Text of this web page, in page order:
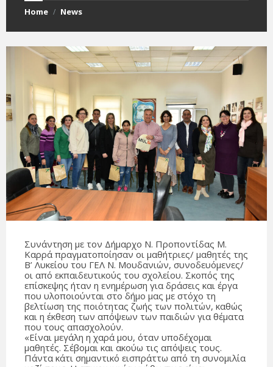
Home / News
Συνάντηση με τον Δήμαρχο Ν. Προποντίδας Μ.
Καρρά πραγματοποίησαν οι μαθήτριες/ μαθητές της
Β’ Λυκείου του ΓΕΛ Ν. Μουδανιών, συνοδευόμενες/
οι από εκπαιδευτικούς του σχολείου. Σκοπός της
επίσκεψης ήταν η ενημέρωση για δράσεις και έργα
που υλοποιούνται στο δήμο μας με στόχο τη
βελτίωση της ποιότητας ζωής των πολιτών, καθώς
και η έκθεση των απόψεων των παιδιών για θέματα
που τους απασχολούν.
«Είναι μεγάλη η χαρά μου, όταν υποδέχομαι
μαθητές. Σέβομαι και ακούω τις απόψεις τους.
Πάντα κάτι σημαντικό εισπράττω από τη συνομιλία